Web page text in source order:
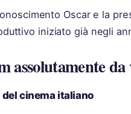
Oscar e la
iniziato già negli
assolutamente da
cinema italiano